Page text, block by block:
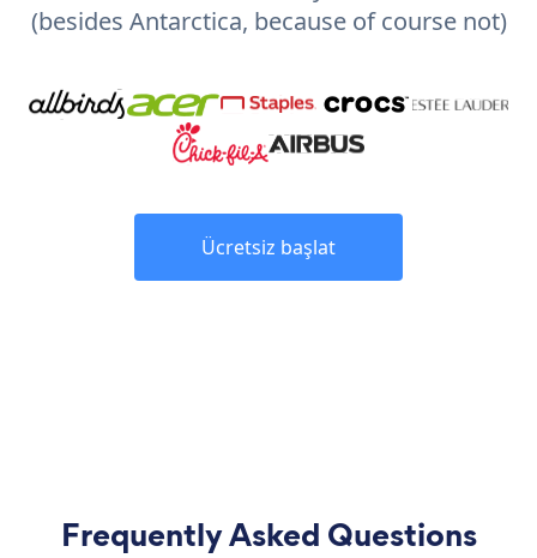
(besides Antarctica, because of course not)
Ücretsiz başlat
Frequently Asked Questions